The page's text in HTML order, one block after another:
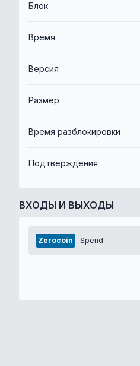
Блок
Время
Версия
Размер
Время разблокировки
Подтверждения
ВХОДЫ И ВЫХОДЫ
Zerocoin Spend